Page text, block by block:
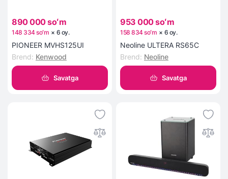
890 000 soʻm
148 334 soʻm × 6 oy.
PIONEER MVHS125UI
Brend: Kenwood
Savatga
953 000 soʻm
158 834 soʻm × 6 oy.
Neoline ULTERA RS65C
Brend: Neoline
Savatga